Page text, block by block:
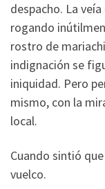
despacho. La
rogando
rostro de
indignación se
iniquidad. Pero
mismo, con la
local.
Cuando sintió
vuelco.